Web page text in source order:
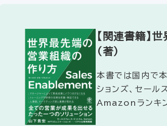
【関連書籍】
（著）
本書では国内で
ションズ、セー
Amazonランキン